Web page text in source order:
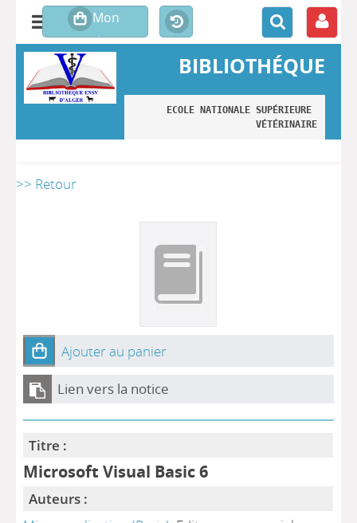
BIBLIOTHÉQUE
ECOLE NATIONALE SUPÉRIEURE
VÉTÉRINAIRE
>> Retour
Ajouter au panier
Lien vers la notice
Titre :
Microsoft Visual Basic 6
Auteurs :